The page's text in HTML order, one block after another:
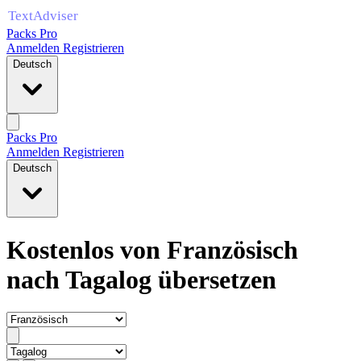
Packs Pro
Anmelden Registrieren
Deutsch
Packs Pro
Anmelden Registrieren
Deutsch
Kostenlos von Französisch
nach Tagalog übersetzen